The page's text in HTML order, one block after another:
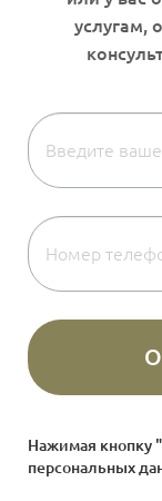
Нажимая кнопку
персональных